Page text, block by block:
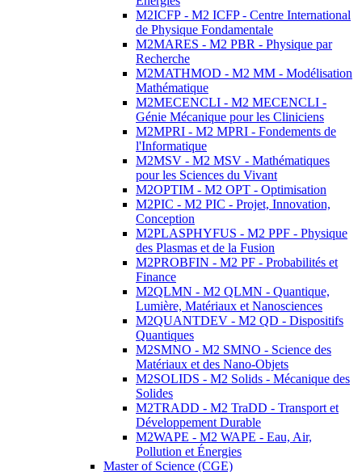
M2ICFP - M2 ICFP - Centre International
de Physique Fondamentale
M2MARES - M2 PBR - Physique par
Recherche
M2MATHMOD - M2 MM - Modélisation
Mathématique
M2MECENCLI - M2 MECENCLI -
Génie Mécanique pour les Cliniciens
M2MPRI - M2 MPRI - Fondements de
l'Informatique
M2MSV - M2 MSV - Mathématiques
pour les Sciences du Vivant
M2OPTIM - M2 OPT - Optimisation
M2PIC - M2 PIC - Projet, Innovation,
Conception
M2PLASPHYFUS - M2 PPF - Physique
des Plasmas et de la Fusion
M2PROBFIN - M2 PF - Probabilités et
Finance
M2QLMN - M2 QLMN - Quantique,
Lumière, Matériaux et Nanosciences
M2QUANTDEV - M2 QD - Dispositifs
Quantiques
M2SMNO - M2 SMNO - Science des
Matériaux et des Nano-Objets
M2SOLIDS - M2 Solids - Mécanique des
Solides
M2TRADD - M2 TraDD - Transport et
Développement Durable
M2WAPE - M2 WAPE - Eau, Air,
Pollution et Énergies
Master of Science (CGE)